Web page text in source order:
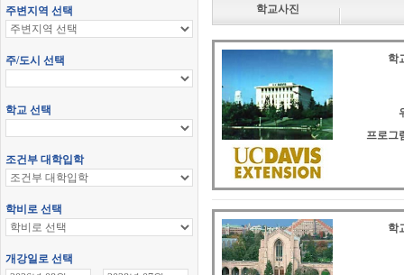
학교사진
학
프로그
학